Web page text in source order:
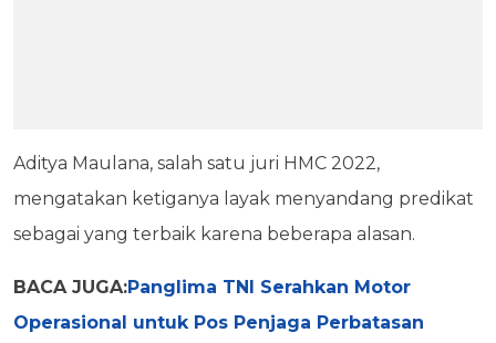
Aditya Maulana, salah satu juri HMC 2022,
mengatakan ketiganya layak menyandang predikat
sebagai yang terbaik karena beberapa alasan.
BACA JUGA:Panglima TNI Serahkan Motor
Operasional untuk Pos Penjaga Perbatasan